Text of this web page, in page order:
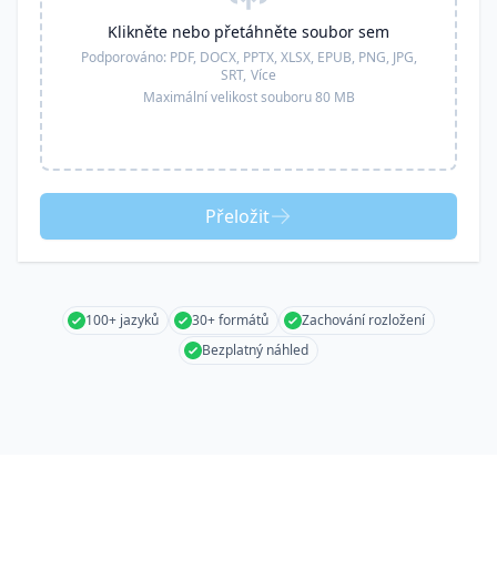
Klikněte nebo přetáhněte soubor sem
Podporováno: PDF, DOCX, PPTX, XLSX, EPUB, PNG, JPG,
SRT, Více
Maximální velikost souboru 80 MB
Přeložit
100+ jazyků 30+ formátů
Zachování rozložení
Bezplatný náhled